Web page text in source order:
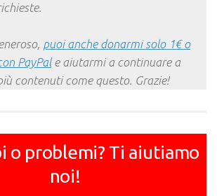
puoi anche donarmi solo 1€ o
PayPale aiutarmi a continuare a
contenuti come questo. Grazie!
o problemi? Ti aiutiamo
noi!